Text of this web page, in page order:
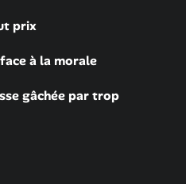
prix
face à la morale
gâchée par trop